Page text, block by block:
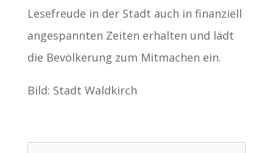
Lesefreude in der Stadt auch in finanziell
angespannten Zeiten erhalten und lädt
die Bevölkerung zum Mitmachen ein.
Bild: Stadt Waldkirch